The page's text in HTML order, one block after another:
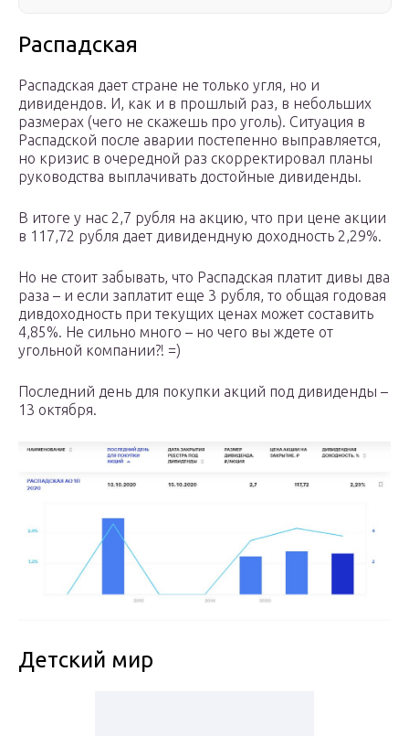
Распадская
Распадская дает стране не только угля, но и
дивидендов. И, как и в прошлый раз, в небольших
размерах (чего не скажешь про уголь). Ситуация в
Распадской после аварии постепенно выправляется,
но кризис в очередной раз скорректировал планы
руководства выплачивать достойные дивиденды.
В итоге у нас 2,7 рубля на акцию, что при цене акции
в 117,72 рубля дает дивидендную доходность 2,29%.
Но не стоит забывать, что Распадская платит дивы два
раза – и если заплатит еще 3 рубля, то общая годовая
дивдоходность при текущих ценах может составить
4,85%. Не сильно много – но чего вы ждете от
угольной компании?! =)
Последний день для покупки акций под дивиденды –
13 октября.
Детский мир